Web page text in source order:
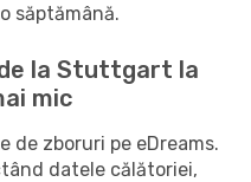
săptămână.
la Stuttgart la
mic
de zboruri pe eDreams.
datele călătoriei,